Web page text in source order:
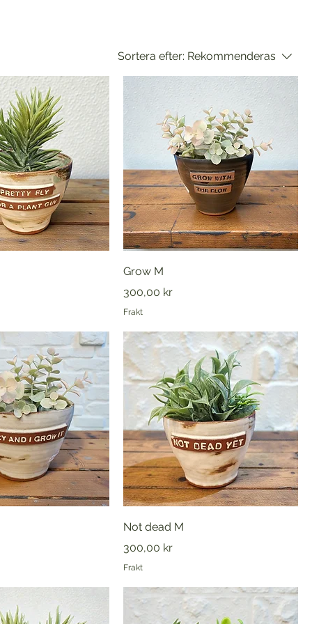
Sortera efter: Rekommenderas
Grow M
Pris
300,00 kr
Frakt
Not dead M
Pris
300,00 kr
Frakt